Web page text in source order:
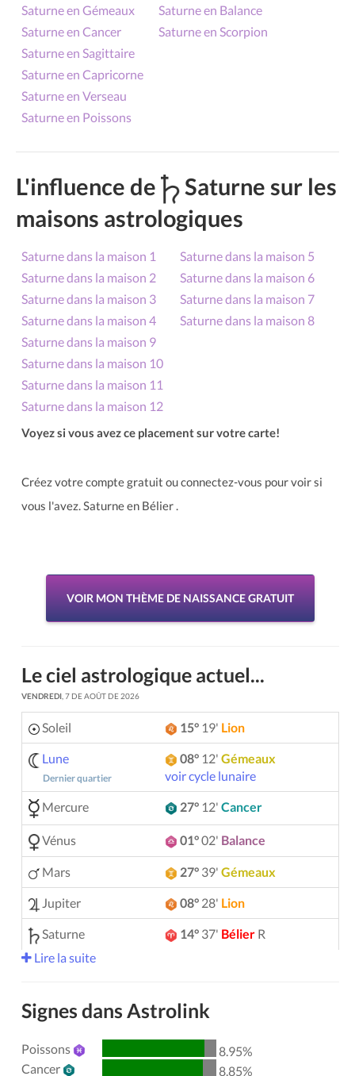
Saturne en Gémeaux
Saturne en Cancer
Saturne en Balance
Saturne en Scorpion
Saturne en Sagittaire
Saturne en Capricorne
Saturne en Verseau
Saturne en Poissons
L'influence de
Saturne sur les
maisons astrologiques
Saturne dans la maison 1
Saturne dans la maison 2
Saturne dans la maison 3
Saturne dans la maison 4
Saturne dans la maison 5
Saturne dans la maison 6
Saturne dans la maison 7
Saturne dans la maison 8
Saturne dans la maison 9
Saturne dans la maison 10
Saturne dans la maison 11
Saturne dans la maison 12
Voyez si vous avez ce placement sur votre carte!
Créez votre compte gratuit ou connectez-vous pour voir si
vous l'avez. Saturne en Bélier .
VOIR MON THÈME DE NAISSANCE GRATUIT
Le ciel astrologique actuel...
VENDREDI , 7 DE AOÛT DE 2026
Soleil 15° 19' Lion
Lune
Dernier quartier
08° 12' Gémeaux
voir cycle lunaire
Mercure 27° 12' Cancer
Vénus 01°02' Balance
Mars 27° 39' Gémeaux
Jupiter 08° 28' Lion
Saturne 14° 37' Bélier R
Uranus
Neptune 04° 09'
Chiron 00°51'
Lire la suite
Signes dans Astrolink
Poissons
8.95%
Cancer
8.85%